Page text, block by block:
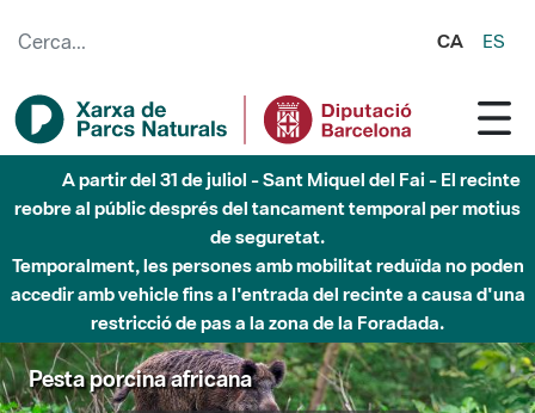
CA ES
A partir del 31 de juliol - Sant Miquel del Fai - El recinte
reobre al públic després del tancament temporal per motius
de seguretat.
Temporalment, les persones amb mobilitat reduïda no poden
accedir amb vehicle fins a l'entrada del recinte a causa d'una
restricció de pas a la zona de la Foradada.
Pesta porcina africana